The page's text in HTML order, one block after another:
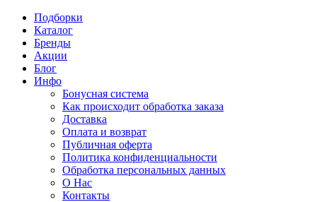
Подборки
Каталог
Бренды
Акции
Блог
Инфо
Бонусная система
Как происходит обработка заказа
Доставка
Оплата и возврат
Публичная оферта
Политика конфиденциальности
Обработка персональных данных
О Нас
Контакты